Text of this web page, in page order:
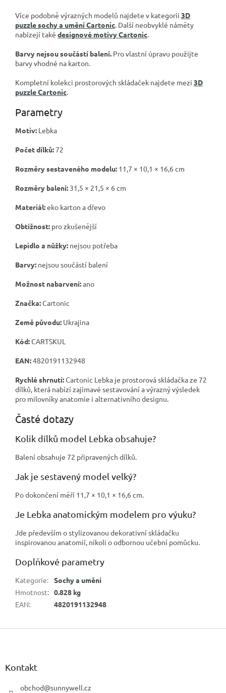
Více podobně výrazných modelů najdete v kategorii 3D
puzzle sochy a umění Cartonic . Další neobvyklé náměty
nabízejí také designové motivy Cartonic
Barvy nejsou součástí balení. Pro vlastní úpravu použijte
barvy vhodné na karton.
Kompletní kolekci prostorových skládaček najdete mezi 3D
puzzle Cartonic
Parametry
Motiv: Lebka
Počet dílků:72
Rozměry sestaveného modelu: 11,7 × 10,1 × 16,6 cm
Rozměry balení: 31,5 × 21,5 × 6 cm
Materiál:eko karton a dřevo
Obtížnost: pro zkušenější
Lepidlo a nůžky: nejsou potřeba
Barvy: nejsou součástí balení
Možnost nabarvení:ano
Značka:Cartonic
Země původu: Ukrajina
Kód:CARTSKUL
EAN:4820191132948
Rychlé shrnutí:Cartonic Lebka je prostorová skládačka ze 72
dílků, která nabízí zajímavé sestavování a výrazný výsledek
pro milovníky anatomie i alternativního designu.
Časté dotazy
Kolik dílků model Lebka obsahuje?
Balení obsahuje 72 připravených dílků.
Jak je sestavený model velký?
Po dokončení měří 11,7 × 10,1 × 16,6 cm.
Je Lebka anatomickým modelem pro výuku?
Jde především o stylizovanou dekorativní skládačku
inspirovanou anatomií, nikoli o odbornou učební pomůcku.
Doplňkové parametry
Kategorie:
Sochy a umění
Hmotnost: 0.828 kg
EAN: 4820191132948
Z
Kontakt
obchod@sunnywell.cz